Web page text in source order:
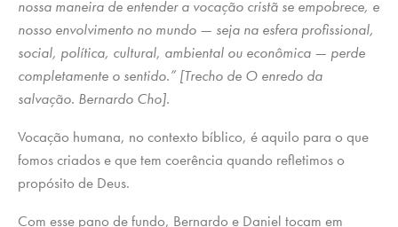
nossa maneira de entender a vocação cristã se empobrece, e
nosso envolvimento no mundo — seja na esfera profissional,
social, política, cultural, ambiental ou econômica — perde
completamente o sentido.” [Trecho de O enredo da
salvação. Bernardo Cho].
Vocação humana, no contexto bíblico, é aquilo para o que
fomos criados e que tem coerência quando refletimos o
propósito de Deus.
Com esse pano de fundo, Bernardo e Daniel tocam em